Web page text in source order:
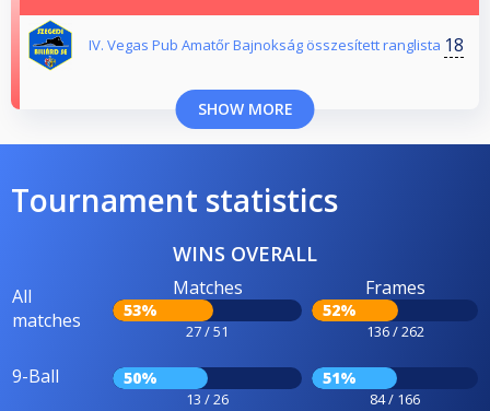
IV. Vegas Pub Amatőr Bajnokság összesített ranglista 18
SHOW MORE
Tournament statistics
WINS OVERALL
All
matches
Matches
53%
27 / 51
Frames
52%
136 / 262
9-Ball 50%
13 / 26
51%
84 / 166